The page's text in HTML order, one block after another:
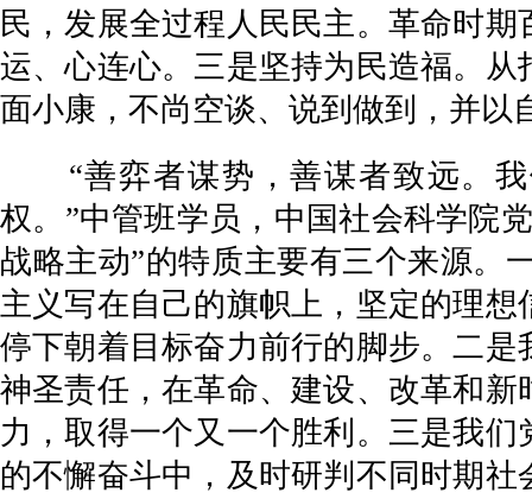
民，发展全过程人民民主。革命时
运、心连心。三是坚持为民造福。
面小康，不尚空谈、说到做到，并以
“善弈者谋势，善谋者致远。我
权。”中管班学员，中国社会科学院
战略主动”的特质主要有三个来源。
主义写在自己的旗帜上，坚定的理
停下朝着目标奋力前行的脚步。二
神圣责任，在革命、建设、改革和
力，取得一个又一个胜利。三是我
的不懈奋斗中，及时研判不同时期